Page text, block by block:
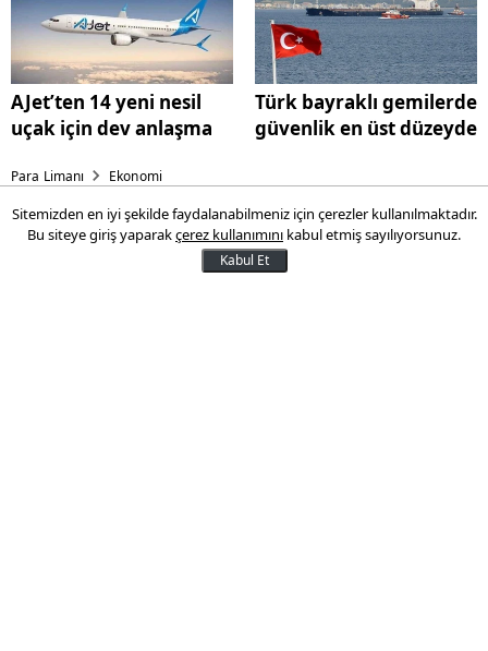
AJet’ten 14 yeni nesil
uçak için dev anlaşma
Türk bayraklı gemilerde
güvenlik en üst düzeyde
Para Limanı Ekonomi
Elinde altını olanlar dikkat
Altın fiyatlarındaki dalgalı seyri
Sitemizden en iyi şekilde faydalanabilmeniz için çerezler kullanılmaktadır.
Bu siteye giriş yaparakçerez kullanımını kabul etmiş sayılıyorsunuz.
Kabul Et